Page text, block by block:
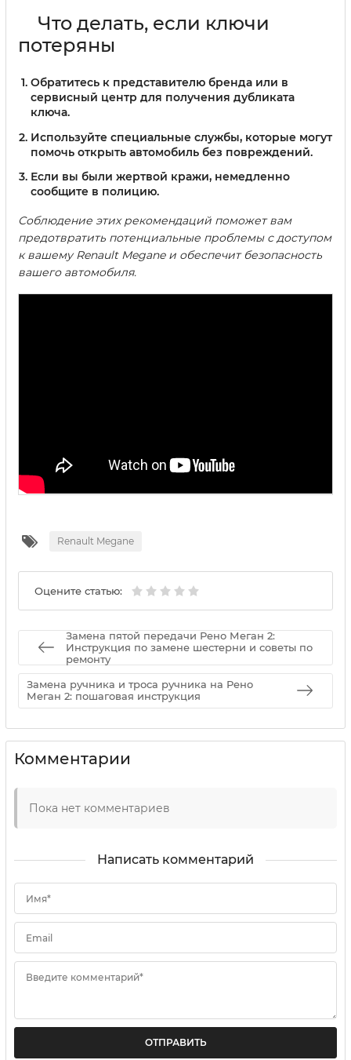
Что делать, если ключи
потеряны
Обратитесь к представителю бренда или в
сервисный центр для получения дубликата
ключа.
Используйте специальные службы, которые могут
помочь открыть автомобиль без повреждений.
Если вы были жертвой кражи, немедленно
сообщите в полицию.
Соблюдение этих рекомендаций поможет вам
предотвратить потенциальные проблемы с доступом
к вашему Renault Megane и обеспечит безопасность
вашего автомобиля.
Renault Megane
Оцените статью:
Замена пятой передачи Рено Меган 2:
Инструкция по замене шестерни и советы по
ремонту
Замена ручника и троса ручника на Рено
Меган 2: пошаговая инструкция
Комментарии
Пока нет комментариев
Написать комментарий
Имя*
Email
Введите комментарий*
ОТПРАВИТЬ